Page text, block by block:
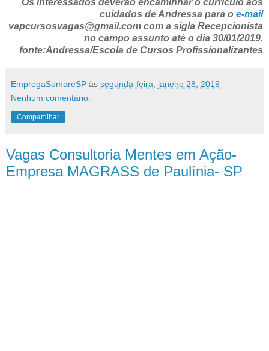
Os interessados deverão encaminhar o currículo aos
cuidados de Andressa para o e-mail
vapcursosvagas@gmail.com com a sigla Recepcionista
no campo assunto até o dia 30/01/2019.
fonte:Andressa/Escola de Cursos Profissionalizantes
EmpregaSumareSP às segunda-feira, janeiro 28, 2019
Nenhum comentário:
Compartilhar
Vagas Consultoria Mentes em Ação-
Empresa MAGRASS de Paulínia- SP